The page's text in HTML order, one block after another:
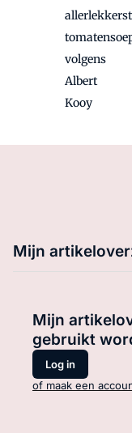
volgens
Albert
Kooy
Mijn
Mijn
gebruikt
Log in
of maak een